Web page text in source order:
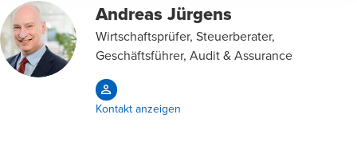
Andreas Jürgens
Wirtschaftsprüfer, Steuerberater,
Geschäftsführer, Audit & Assurance
Kontakt anzeigen